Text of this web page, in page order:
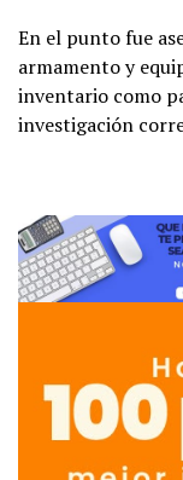
En el punto fue
armamento y
inventario como
investigación